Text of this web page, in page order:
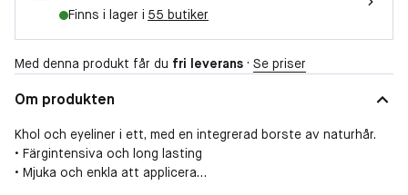
Finns i lager i 55 butiker
Med denna produkt får du fri leverans · Se priser
Om produkten
Khol och eyeliner i ett, med en integrerad borste av naturhår.
• Färgintensiva och long lasting
• Mjuka och enkla att applicera